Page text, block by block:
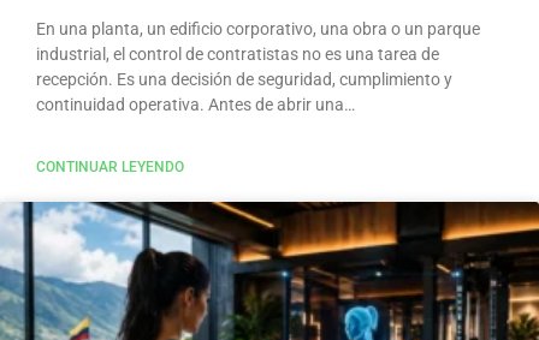
En una planta, un edificio corporativo, una obra o un parque
industrial, el control de contratistas no es una tarea de
recepción. Es una decisión de seguridad, cumplimiento y
continuidad operativa. Antes de abrir una…
CONTINUAR LEYENDO